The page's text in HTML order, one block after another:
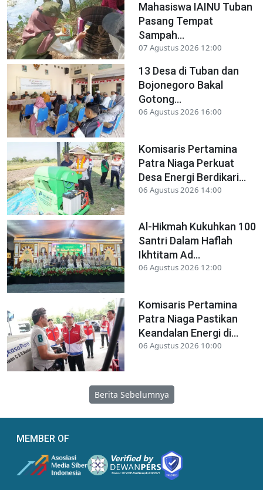
Mahasiswa IAINU Tuban
Pasang Tempat
Sampah...
07 Agustus 2026 12:00
13 Desa di Tuban dan
Bojonegoro Bakal
Gotong...
06 Agustus 2026 16:00
Komisaris Pertamina
Patra Niaga Perkuat
Desa Energi Berdikari...
06 Agustus 2026 14:00
Al-Hikmah Kukuhkan 100
Santri Dalam Haflah
Ikhtitam Ad...
06 Agustus 2026 12:00
Komisaris Pertamina
Patra Niaga Pastikan
Keandalan Energi di...
06 Agustus 2026 10:00
Berita Sebelumnya
MEMBER OF